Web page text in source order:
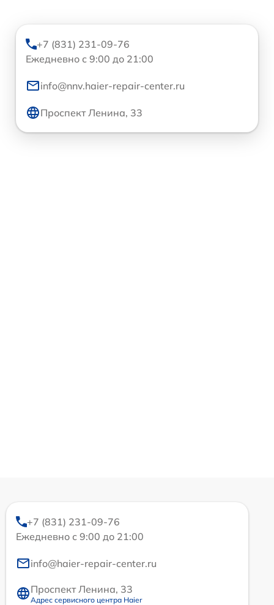
+7 (831) 231-09-76
Ежедневно с 9:00 до 21:00
info@nnv.haier-repair-center.ru
Проспект Ленина, 33
+7 (831) 231-09-76
Ежедневно с 9:00 до 21:00
info@haier-repair-center.ru
Проспект Ленина, 33
Адрес сервисного центра Haier